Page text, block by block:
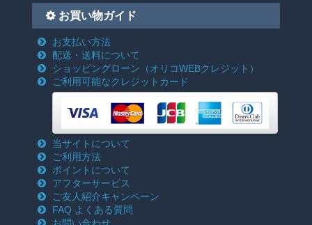
お買い物ガイド
お支払い方法
配送・送料について
ショッピングローン （オリコWEBクレジット）
ご利用可能なクレジットカード
当サイトについて
ご利用方法
ポイントについて
アフターサービス
ご友人紹介キャンペーン
FAQ よくある質問